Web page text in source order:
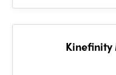
Kinefinity